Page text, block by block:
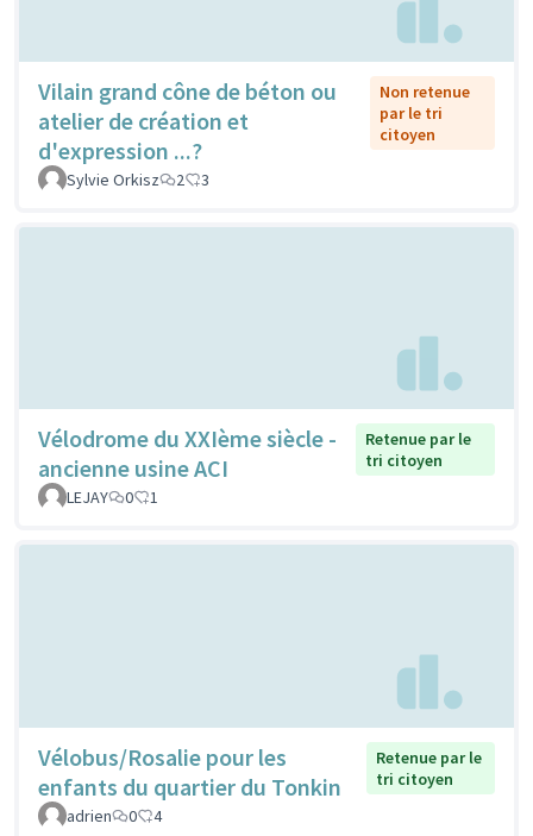
Vilain grand cône de béton ou
atelier de création et
d'expression ...?
Non retenue
par le tri
citoyen
Sylvie Orkisz 2 3
Vélodrome du XXIème siècle -
ancienne usine ACI
Retenue par le
tri citoyen
LEJAY
0 1
Vélobus/Rosalie pour les
enfants du quartier du Tonkin
Retenue par le
tri citoyen
adrien
0 4